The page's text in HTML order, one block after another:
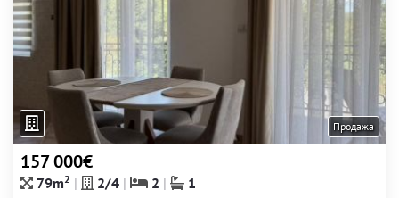
Продажа
157 000€
79m2 2/4 2 1